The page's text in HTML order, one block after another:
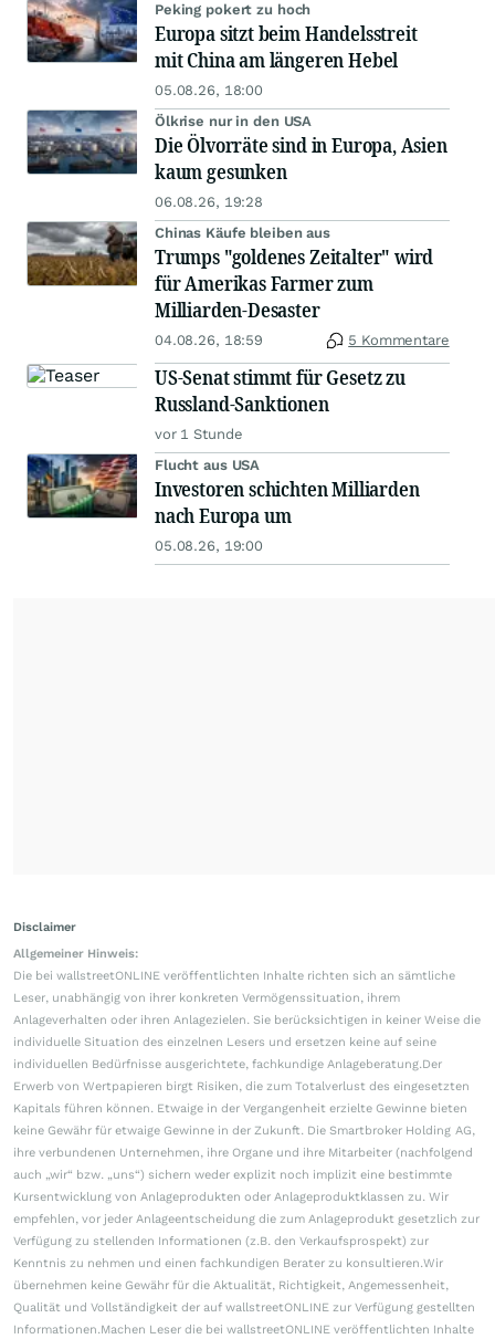
Peking pokert zu hoch
Europa sitzt beim Handelsstreit
mit China am längeren Hebel
05.08.26, 18:00
Ölkrise nur in den USA
Die Ölvorräte sind in Europa, Asien
kaum gesunken
06.08.26, 19:28
Chinas Käufe bleiben aus
Trumps "goldenes Zeitalter" wird
für Amerikas Farmer zum
Milliarden-Desaster
04.08.26, 18:59 5 Kommentare
US-Senat stimmt für Gesetz zu
Russland-Sanktionen
vor 1 Stunde
Flucht aus USA
Investoren schichten Milliarden
nach Europa um
05.08.26, 19:00
Disclaimer
Allgemeiner Hinweis:
Die bei wallstreetONLINE veröffentlichten Inhalte richten sich an sämtliche
Leser, unabhängig von ihrer konkreten Vermögenssituation, ihrem
Anlageverhalten oder ihren Anlagezielen. Sie berücksichtigen in keiner Weise die
individuelle Situation des einzelnen Lesers und ersetzen keine auf seine
individuellen Bedürfnisse ausgerichtete, fachkundige Anlageberatung.Der
Erwerb von Wertpapieren birgt Risiken, die zum Totalverlust des eingesetzten
Kapitals führen können. Etwaige in der Vergangenheit erzielte Gewinne bieten
keine Gewähr für etwaige Gewinne in der Zukunft. Die Smartbroker Holding AG,
ihre verbundenen Unternehmen, ihre Organe und ihre Mitarbeiter (nachfolgend
auch „wir“ bzw. „uns“) sichern weder explizit noch implizit eine bestimmte
Kursentwicklung von Anlageprodukten oder Anlageproduktklassen zu. Wir
empfehlen, vor jeder Anlageentscheidung die zum Anlageprodukt gesetzlich zur
Verfügung zu stellenden Informationen (z.B. den Verkaufsprospekt) zur
Kenntnis zu nehmen und einen fachkundigen Berater zu konsultieren.Wir
übernehmen keine Gewähr für die Aktualität, Richtigkeit, Angemessenheit,
Qualität und Vollständigkeit der auf wallstreetONLINE zur Verfügung gestellten
Informationen.Machen Leser die bei wallstreetONLINE veröffentlichten Inhalte